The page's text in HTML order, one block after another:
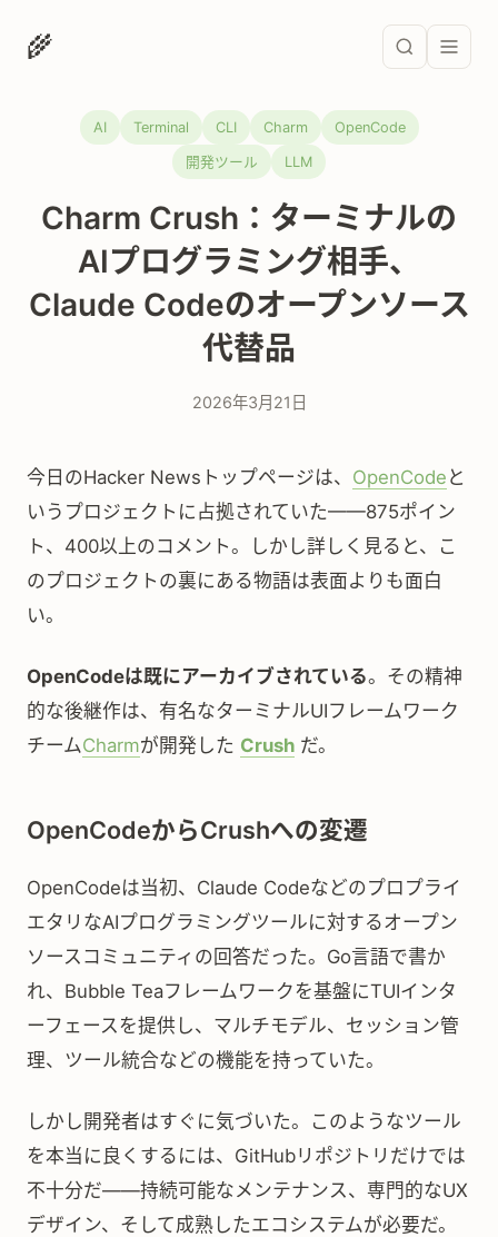
🌾
AI Terminal CLI Charm OpenCode
開発ツール LLM
Charm Crush：ターミナルの
AIプログラミング相手、
Claude Codeのオープンソース
代替品
2026年3月21日
今日のHacker Newsトップページは、 OpenCode と
いうプロジェクトに占拠されていた——875ポイン
ト、400以上のコメント。しかし詳しく見ると、こ
のプロジェクトの裏にある物語は表面よりも面白
い。
OpenCodeは既にアーカイブされている。その精神
的な後継作は、有名なターミナルUIフレームワーク
チームCharmが開発した Crush だ。
OpenCodeからCrushへの変遷
OpenCodeは当初、Claude Codeなどのプロプライ
エタリなAIプログラミングツールに対するオープン
ソースコミュニティの回答だった。Go言語で書か
れ、Bubble Teaフレームワークを基盤にTUIインタ
ーフェースを提供し、マルチモデル、セッション管
理、ツール統合などの機能を持っていた。
しかし開発者はすぐに気づいた。このようなツール
を本当に良くするには、GitHubリポジトリだけでは
不十分だ——持続可能なメンテナンス、専門的なUX
デザイン、そして成熟したエコシステムが必要だ。